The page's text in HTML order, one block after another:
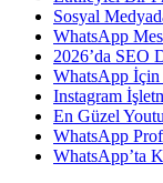
...
Sosyal
WhatsApp
2026’da SEO
WhatsApp
Instagram
En Güzel
WhatsApp
WhatsApp’ta